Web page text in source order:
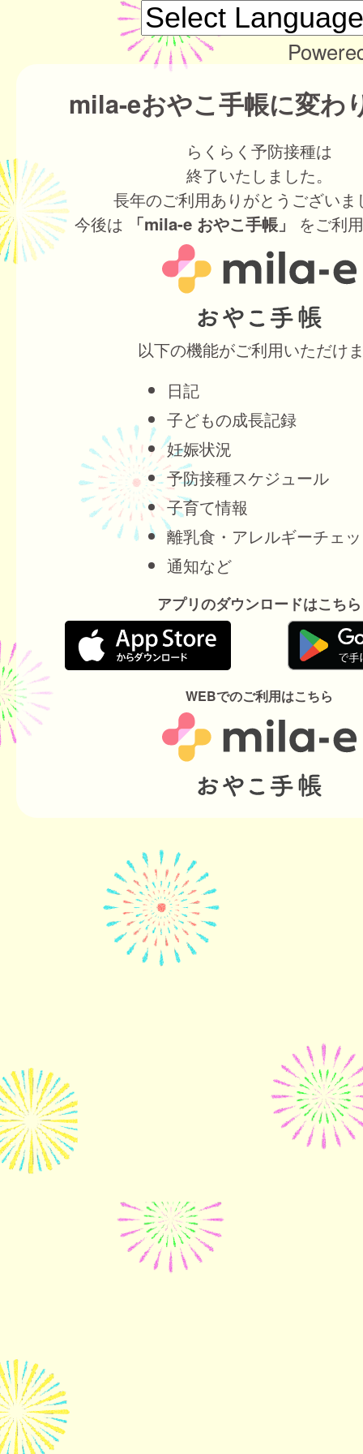
mila-eおやこ手帳に変わ
らくらく予防接種は
終了いたしました。
長年のご利用ありがとうございま
今後は
「mila-e おやこ手帳」 をご利
以下の機能がご利用いただけ
日記
子どもの成長記録
妊娠状況
予防接種スケジュール
子育て情報
離乳食・アレルギーチェ
通知など
アプリのダウンロードはこちら
WEBでのご利用はこちら